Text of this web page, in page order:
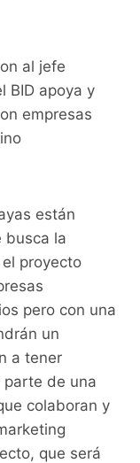
al jefe
BID apoya y
empresas
están
busca la
el proyecto
pero con una
un
a tener
parte de una
colaboran y
que será